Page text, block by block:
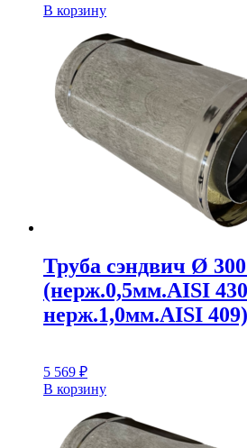
В корзину
Труба сэндвич Ø
(нерж.0,5мм.AISI
нерж.1,0мм.AISI
5 569 ₽
В корзину